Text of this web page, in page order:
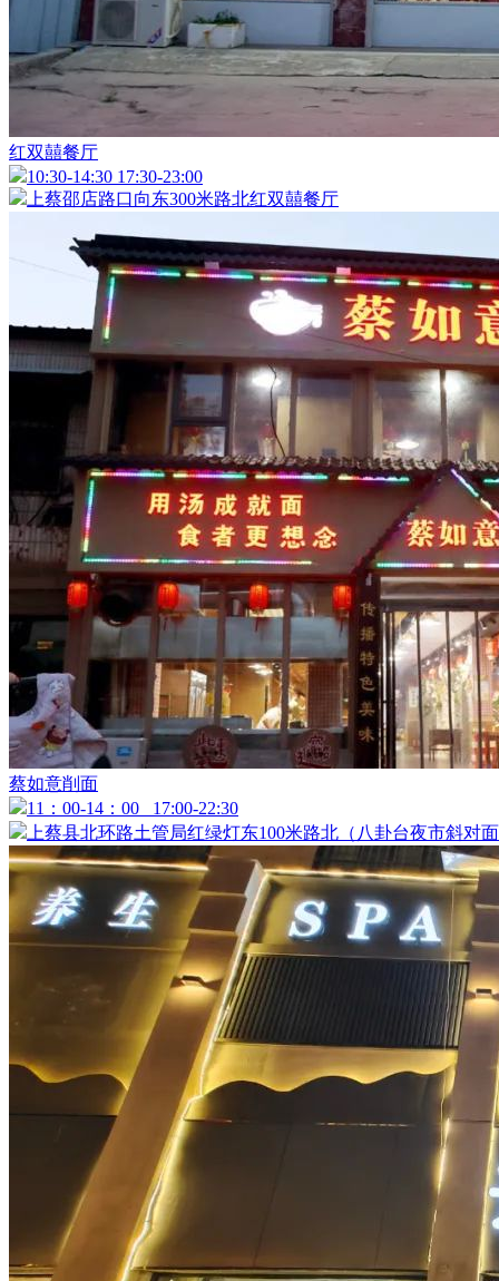
红双囍餐厅
10:30-14:30 17:30-23:00
上蔡邵店路口向东300米路北红双囍餐厅
蔡如意削面
11：00-14：00 17:00-22:30
上蔡县北环路土管局红绿灯东100米路北（八卦台夜市斜对